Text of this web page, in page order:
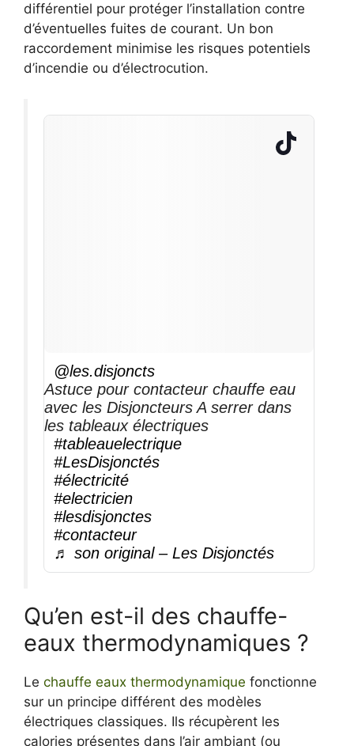
différentiel pour protéger l’installation contre
d’éventuelles fuites de courant. Un bon
raccordement minimise les risques potentiels
d’incendie ou d’électrocution.
@les.disjoncts
Astuce pour contacteur chauffe eau
avec les Disjoncteurs A serrer dans
les tableaux électriques
#tableauelectrique
#LesDisjonctés
#électricité
#electricien
#lesdisjonctes
#contacteur
♬ son original – Les Disjonctés
Qu’en est-il des chauffe-
eaux thermodynamiques ?
Le chauffe eaux thermodynamique fonctionne
sur un principe différent des modèles
électriques classiques. Ils récupèrent les
calories présentes dans l’air ambiant (ou